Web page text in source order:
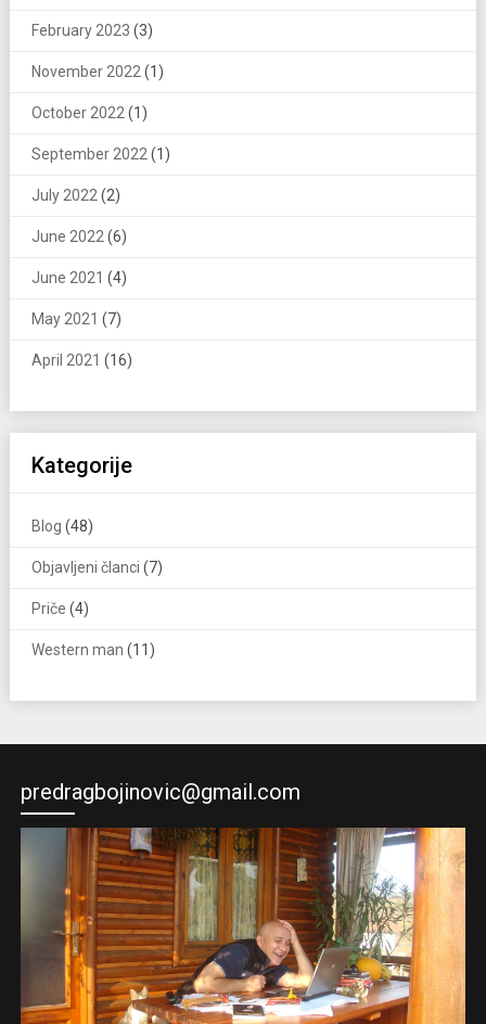
February 2023 (3)
November 2022(1)
October 2022(1)
September 2022(1)
July 2022(2)
June 2022(6)
June 2021 (4)
May 2021 (7)
April 2021 (16)
Kategorije
Blog (48)
Objavljeni članci (7)
Priče (4)
Western man (11)
predragbojinovic@gmail.com